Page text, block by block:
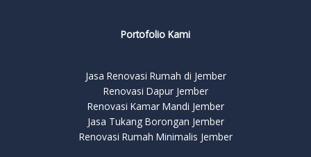
Portofolio Kami
Jasa Renovasi Rumah di Jember
Renovasi Dapur Jember
Renovasi Kamar Mandi Jember
Jasa Tukang Borongan Jember
Renovasi Rumah Minimalis Jember